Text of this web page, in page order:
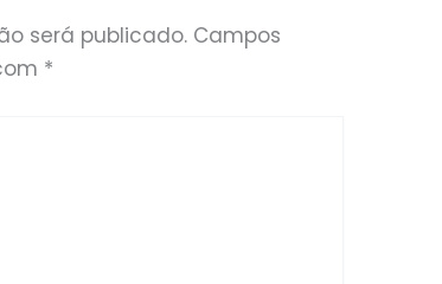
será publicado. Campos
*